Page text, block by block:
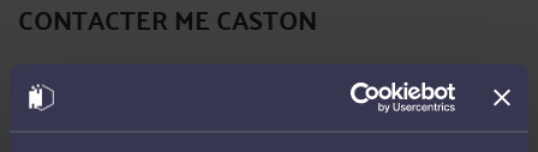
LA POSSESSION D'ÉTAT DOIT ÊTRE CONTINUE, PAISIBLE,
PUBLIQUE ET NON ÉQUIVOQUE
ParAlbert CASTONle 19/02/2025